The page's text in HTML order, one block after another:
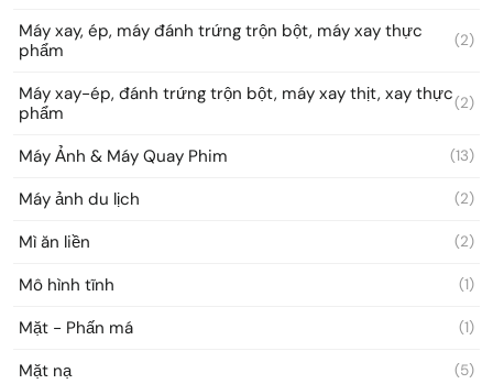
Máy xay, ép, máy đánh trứng trộn bột, máy xay thực
phẩm
(2)
Máy xay-ép, đánh trứng trộn bột, máy xay thịt, xay thực
phẩm
(2)
Máy Ảnh & Máy Quay Phim (13)
Máy ảnh du lịch (2)
Mì ăn liền (2)
Mô hình tĩnh (1)
Mặt - Phấn má (1)
Mặt nạ (5)